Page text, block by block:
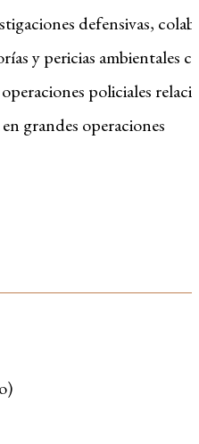
defensivas,
y pericias ambientales
policiales
grandes operaciones